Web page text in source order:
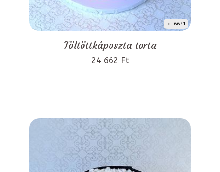
id: 6671
Töltöttkáposzta torta
24 662 Ft